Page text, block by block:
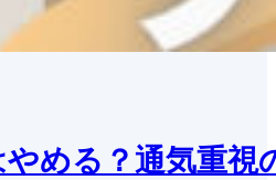
める？通気重視